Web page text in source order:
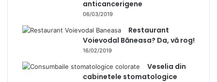
anticancerigene
06/03/2019
Restaurant
Voievodal Băneasa? Da, vă rog!
16/02/2019
Veselia din
cabinetele stomatologice